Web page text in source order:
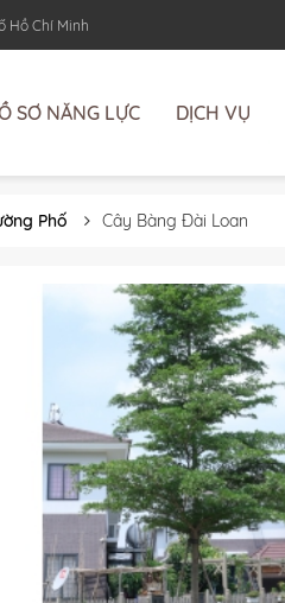
Hồ Chí Minh
SƠ NĂNG LỰC DỊCH VỤ
Phố Cây Bàng Đài Loan